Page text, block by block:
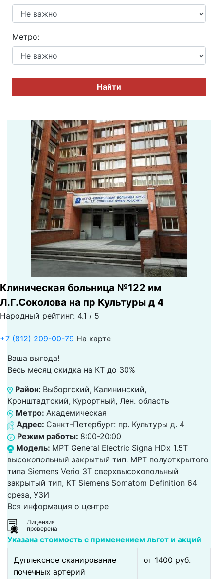
Метро:
Найти
Клиническая больница №122 им
Л.Г.Соколова на пр Культуры д 4
Народный рейтинг: 4.1 / 5
+7 (812) 209-00-79 На карте
Ваша выгода!
Весь месяц скидка на КТ до 30%
Район: Выборгский, Калининский,
Кронштадтский, Курортный, Лен. область
Метро: Академическая
Адрес: Санкт-Петербург: пр. Культуры д. 4
Режим работы: 8:00-20:00
Модель: МРТ General Electric Signa HDx 1.5T
высокопольный закрытый тип, МРТ полуоткрытого
типа Siemens Verio 3Т сверхвысокопольный
закрытый тип, КТ Siemens Somatom Definition 64
среза, УЗИ
Вся информация о центре
Лицензия
проверена
Указана стоимость с применением льгот и акций
Дуплексное сканирование
почечных артерий
от 1400 pуб.